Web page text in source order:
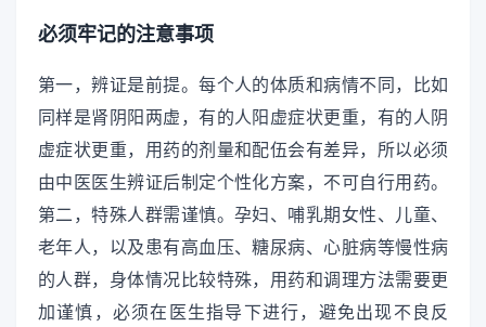
必须牢记的注意事项
第一，辨证是前提。每个人的体质和病情不同，比如
同样是肾阴阳两虚，有的人阳虚症状更重，有的人阴
虚症状更重，用药的剂量和配伍会有差异，所以必须
由中医医生辨证后制定个性化方案，不可自行用药。
第二，特殊人群需谨慎。孕妇、哺乳期女性、儿童、
老年人，以及患有高血压、糖尿病、心脏病等慢性病
的人群，身体情况比较特殊，用药和调理方法需要更
加谨慎，必须在医生指导下进行，避免出现不良反